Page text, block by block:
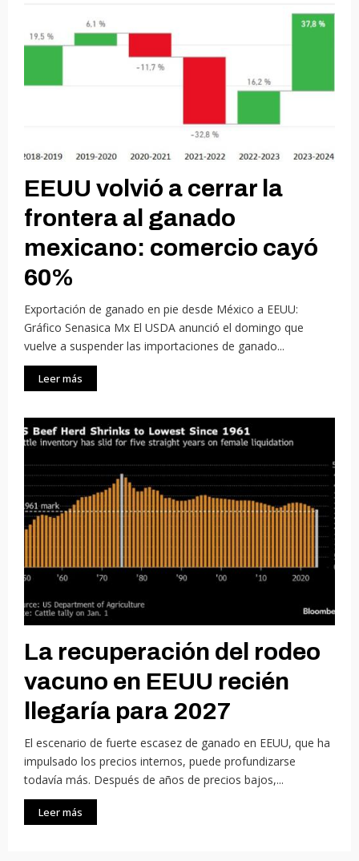
EEUU volvió a cerrar la
frontera al ganado
mexicano: comercio cayó
60%
Exportación de ganado en pie desde México a EEUU:
Gráfico Senasica Mx El USDA anunció el domingo que
vuelve a suspender las importaciones de ganado...
Leer más
La recuperación del rodeo
vacuno en EEUU recién
llegaría para 2027
El escenario de fuerte escasez de ganado en EEUU, que ha
impulsado los precios internos, puede profundizarse
todavía más. Después de años de precios bajos,...
Leer más